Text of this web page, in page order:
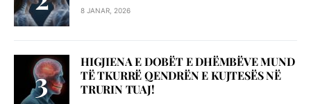
8 JANAR, 2026
HIGJIENA E DOBËT E DHËMBËVE MUND
TË TKURRË QENDRËN E KUJTESËS NË
TRURIN TUAJ!